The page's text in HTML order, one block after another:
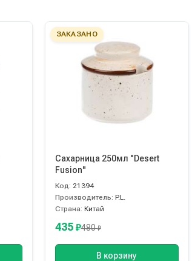
ЗАКАЗАНО
Сахарница 250мл "Desert
Fusion"
Код: 21394
Производитель: P.L.
Страна: Китай
435 ₽480₽
В корзину